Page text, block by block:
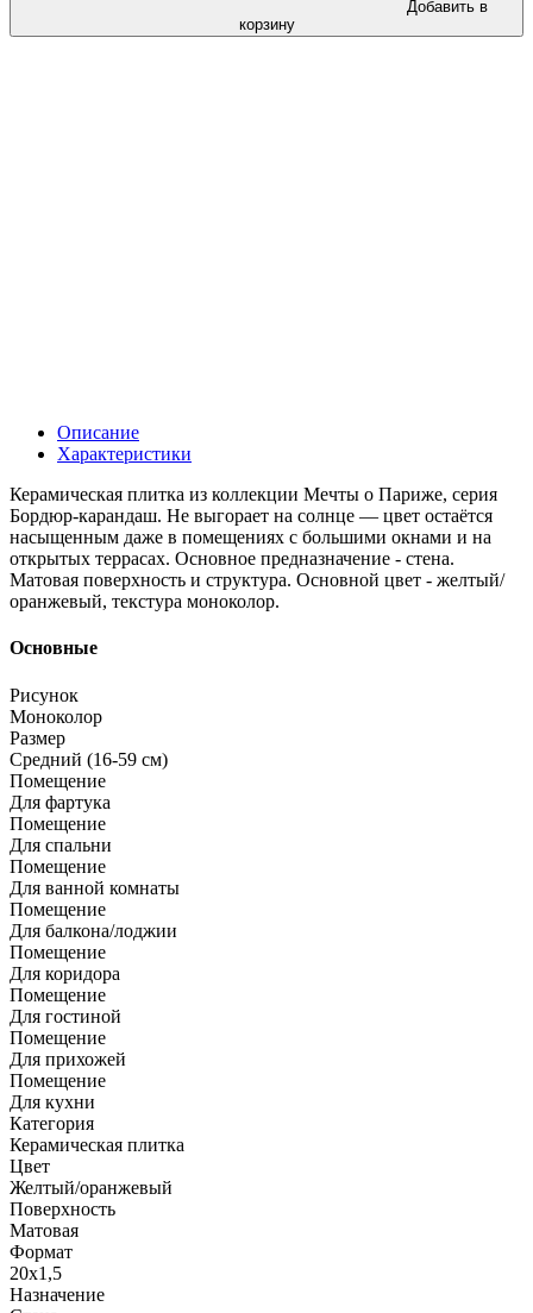
Добавить в
корзину
Описание
Характеристики
Керамическая плитка из коллекции Мечты о Париже, серия
Бордюр-карандаш. Не выгорает на солнце — цвет остаётся
насыщенным даже в помещениях с большими окнами и на
открытых террасах. Основное предназначение - стена.
Матовая поверхность и структура. Основной цвет - желтый/
оранжевый, текстура моноколор.
Основные
Рисунок
Моноколор
Размер
Средний (16-59 см)
Помещение
Для фартука
Помещение
Для спальни
Помещение
Для ванной комнаты
Помещение
Для балкона/лоджии
Помещение
Для коридора
Помещение
Для гостиной
Помещение
Для прихожей
Помещение
Для кухни
Категория
Керамическая плитка
Цвет
Желтый/оранжевый
Поверхность
Матовая
Формат
20x1,5
Назначение